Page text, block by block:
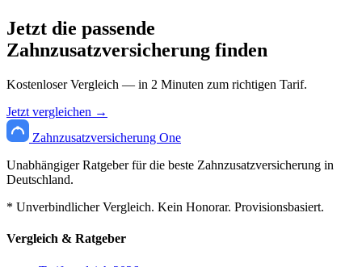
Jetzt die passende
Zahnzusatzversicherung finden
Kostenloser Vergleich — in 2 Minuten zum richtigen Tarif.
Jetzt vergleichen →
Zahnzusatzversicherung One
Unabhängiger Ratgeber für die beste Zahnzusatzversicherung in
Deutschland.
* Unverbindlicher Vergleich. Kein Honorar. Provisionsbasiert.
Vergleich & Ratgeber